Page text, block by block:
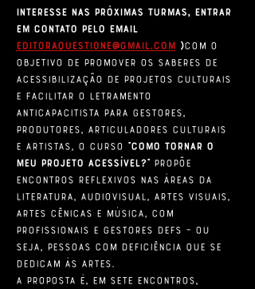
interesse nas próximas turmas, entrar
em contato pelo email
editoraquestione@gmail.com )Com o
objetivo de promover os saberes de
acessibilização de projetos culturais
e facilitar o letramento
anticapacitista para gestores,
produtores, articuladores culturais
e artistas, o curso “Como Tornar o
Meu Projeto Acessível?” propõe
encontros reflexivos nas áreas da
literatura, audiovisual, artes visuais,
artes cênicas e música, com
profissionais e gestores DEFs – ou
seja, pessoas com deficiência que se
dedicam às artes.
A proposta é, em sete encontros,